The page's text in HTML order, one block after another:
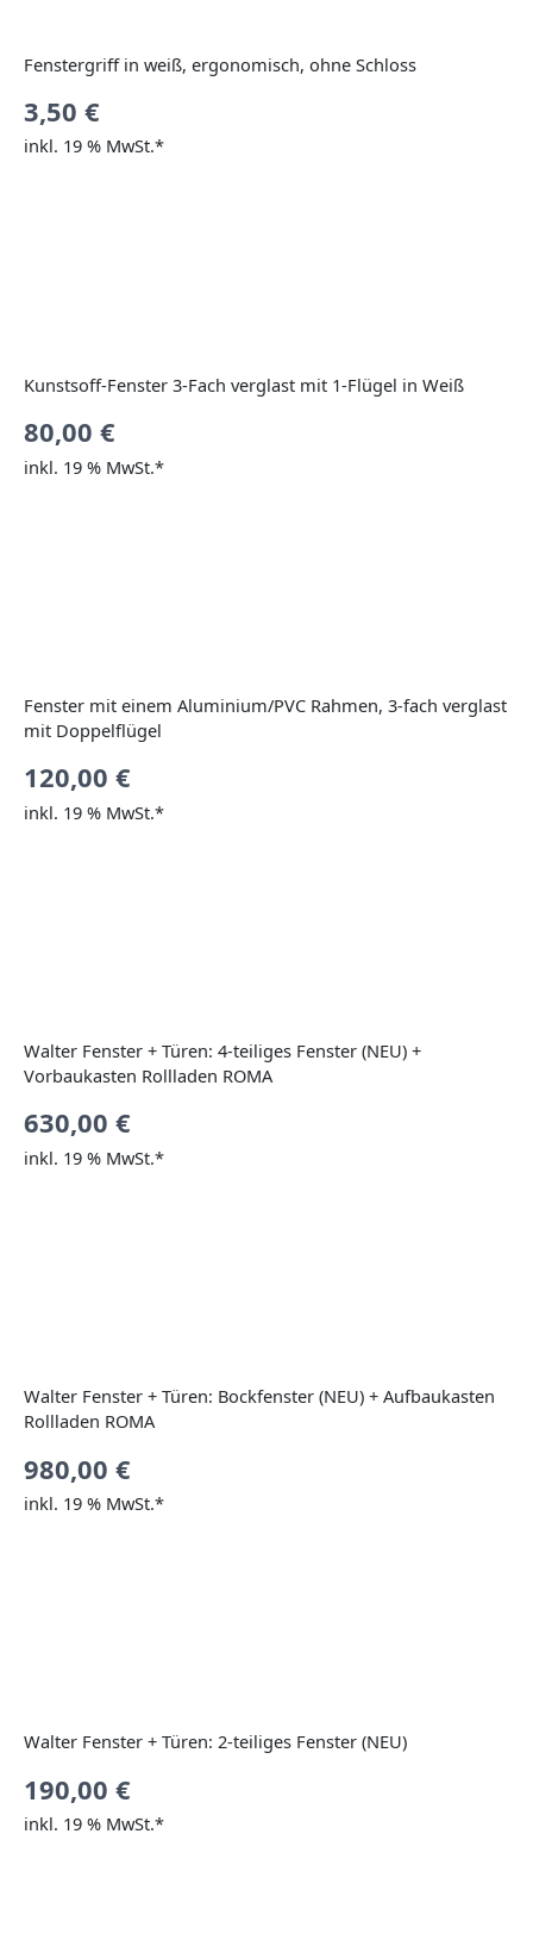
Fenstergriff in weiß, ergonomisch, ohne Schloss
3,50 €
inkl. 19 % MwSt.*
Kunstsoff-Fenster 3-Fach verglast mit 1-Flügel in Weiß
80,00 €
inkl. 19 % MwSt.*
Fenster mit einem Aluminium/PVC Rahmen, 3-fach verglast
mit Doppelflügel
120,00 €
inkl. 19 % MwSt.*
Walter Fenster + Türen: 4-teiliges Fenster (NEU) +
Vorbaukasten Rollladen ROMA
630,00 €
inkl. 19 % MwSt.*
Walter Fenster + Türen: Bockfenster (NEU) + Aufbaukasten
Rollladen ROMA
980,00 €
inkl. 19 % MwSt.*
Walter Fenster + Türen: 2-teiliges Fenster (NEU)
190,00 €
inkl. 19 % MwSt.*